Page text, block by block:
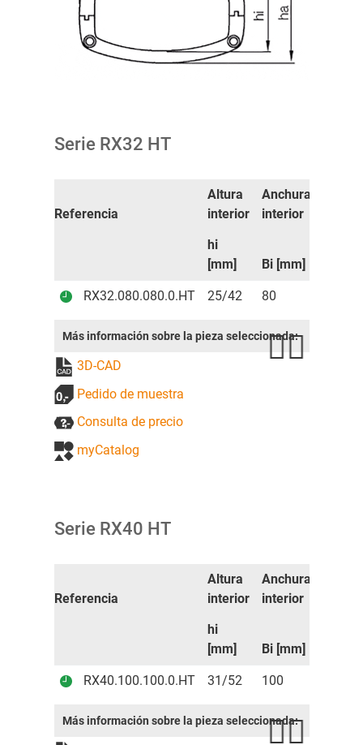
Serie RX32 HT
Referencia
Altura
interior
Anchura
interior
hi
[mm]
Bi [mm]
RX32.080.080.0.HT 25/42 80
Más información sobre la pieza seleccionada:
3D-CAD
Pedido de muestra
Consulta de precio
myCatalog
Serie RX40 HT
Referencia
Altura
interior
Anchura
interior
hi
[mm]
Bi [mm]
RX40.100.100.0.HT 31/52 100
Más información sobre la pieza seleccionada: